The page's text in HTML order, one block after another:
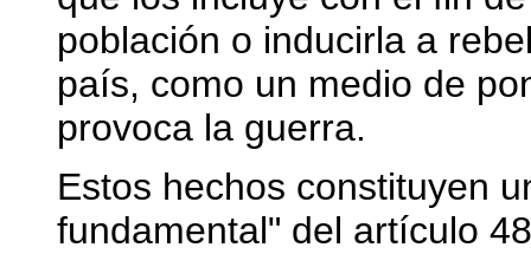
población o inducirla a
país, como un medio de
provoca la guerra.
Estos hechos constituyen
fundamental" del artículo